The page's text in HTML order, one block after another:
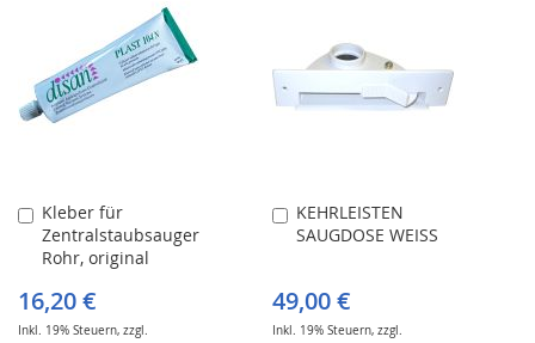
Kleber für
Zentralstaubsauger
Rohr, original
16,20 €
Inkl. 19% Steuern, zzgl.
In
den
Warenkorb
KEHRLEISTEN
SAUGDOSE WEISS
49,00 €
Inkl. 19% Steuern,zzgl.
In
den